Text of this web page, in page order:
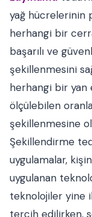
yağ hücrelerinin
herhangi bir
başarılı ve
şekillenmesini
herhangi bir yan
ölçülebilen
şekillenmesine
Şekillendirme
uygulamalar,
uygulanan
teknolojiler yine
tercih edilirken,